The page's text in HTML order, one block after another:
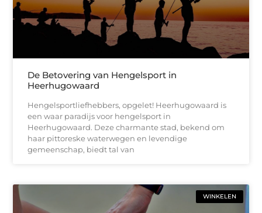
De Betovering van Hengelsport in
Heerhugowaard
Hengelsportliefhebbers, opgelet! Heerhugowaard is
een waar paradijs voor hengelsport in
Heerhugowaard. Deze charmante stad, bekend om
haar pittoreske waterwegen en levendige
gemeenschap, biedt tal van
WINKELEN